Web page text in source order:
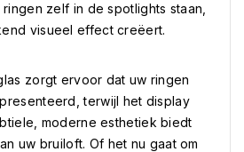
zelf in de spotlights staan,
visueel effect creëert.
zorgt ervoor dat uw ringen
terwijl het display
moderne esthetiek biedt
uw bruiloft. Of het nu gaat om